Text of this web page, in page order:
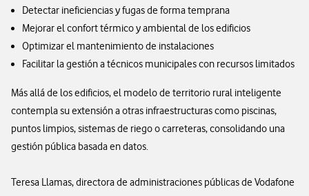
Detectar ineficiencias y fugas de forma temprana
Mejorar el confort térmico y ambiental de los edificios
Optimizar el mantenimiento de instalaciones
Facilitar la gestión a técnicos municipales con recursos limitados
Más allá de los edificios, el modelo de territorio rural inteligente
contempla su extensión a otras infraestructuras como piscinas,
puntos limpios, sistemas de riego o carreteras, consolidando una
gestión pública basada en datos.
Teresa Llamas, directora de administraciones públicas de Vodafone